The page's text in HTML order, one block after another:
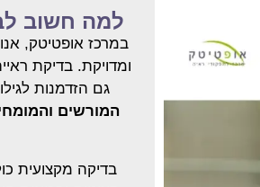
למה חשוב
במרכז אופטיטק,
ומדויקת. בדיקת
גם הזדמנות
המורשים
בדיקה מקצועית